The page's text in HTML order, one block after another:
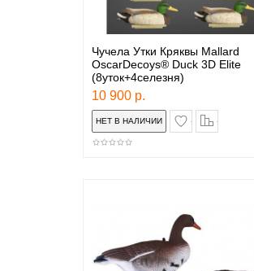
Чучела Утки Кряквы Mallard
OscarDecoys® Duck 3D Elite
(8уток+4селезня)
10 900 р.
в закладки